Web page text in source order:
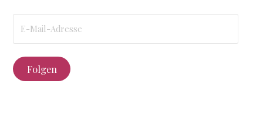
Mail-
Folgen